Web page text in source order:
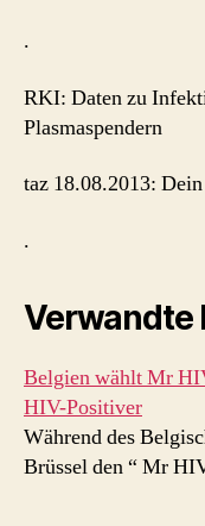
.
RKI: Daten zu
Plasmaspendern
taz 18.08.2013:
.
Verwandte
Belgien wählt Mr
HIV-Positiver
Während des
Brüssel den “ Mr